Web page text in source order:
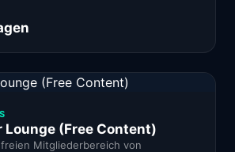
(Free Content)
Mitgliederbereich von